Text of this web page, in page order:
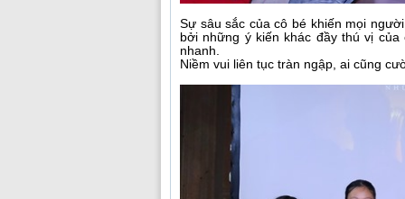
Sự sâu sắc của cô bé khiến mọi
bởi những ý kiến khác đầy thú vị
nhanh.
Niềm vui liên tục tràn ngập, ai cũng